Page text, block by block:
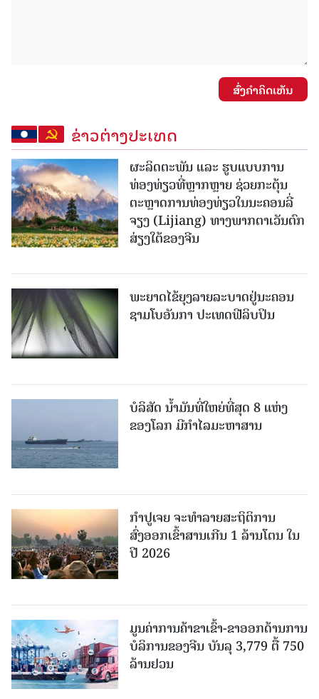
ສົ່ງຄໍາຄິດເຫັນ
ຂ່າວຕ່າງປະເທດ
ຜະລິດຕະພັນ ແລະ ຮູບແບບການ
ທ່ອງທ່ຽວທີ່ຫຼາກຫຼາຍ ຊ່ວຍກະຕຸ້ນ
ຕະຫຼາດການທ່ອງທ່ຽວໃນນະຄອນລີ່
ຈຽງ (Lijiang) ທາງພາກຕາເວັນຕົກ
ສ່ຽງໃຕ້ຂອງຈີນ
ພະຍາດໄຂ້ຍຸງລາຍລະບາດຢູ່ນະຄອນ
ຊາມໂບ​ອັນກາ ປະເທດຟີລິບປິນ
ບໍລິສັດ ນ້ຳມັນທີ່ໃຫຍ່ທີ່ສຸດ 8 ແຫ່ງ
ຂອງໂລກ ມີກຳໄລມະຫາສານ
ກຳປູເຈຍ ຈະທຳລາຍສະຖິຕິການ
ສົ່ງອອກເຂົ້າສານເກີນ 1 ລ້ານໂຕນ ໃນ
ປີ 2026
ມູນຄ່າການຄ້າຂາເຂົ້າ-ຂາອອກດ້ານການ
ບໍລິການຂອງຈີນ ບັນລຸ 3,779 ຕື້ 750
ລ້ານຢວນ